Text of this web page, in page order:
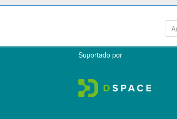
Suportado por